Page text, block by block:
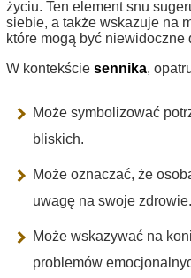
życiu. Ten element snu
siebie, a także wskazuje na
które mogą być niewidoczne
W kontekście sennika,
Może symbolizować
bliskich.
Może oznaczać, że
uwagę na swoje zdrowie.
Może wskazywać na
problemów